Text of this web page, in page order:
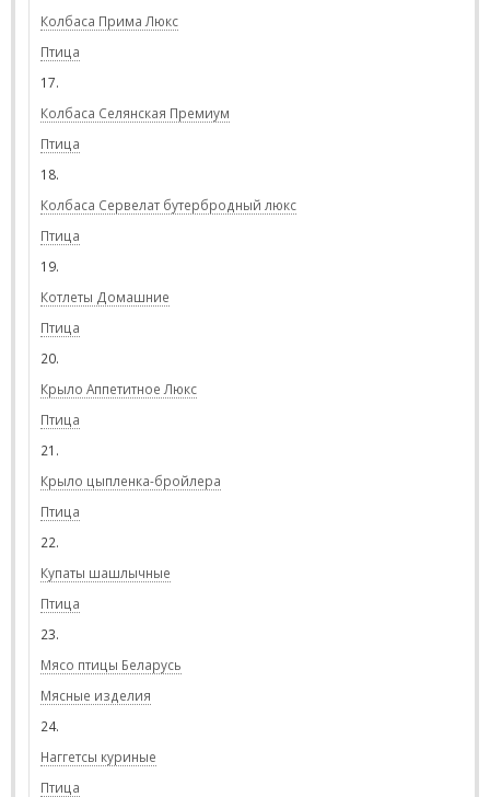
Колбаса Прима Люкс
Птица
17.
Колбаса Селянская Премиум
Птица
18.
Колбаса Сервелат бутербродный люкс
Птица
19.
Котлеты Домашние
Птица
20.
Крыло Аппетитное Люкс
Птица
21.
Крыло цыпленка-бройлера
Птица
22.
Купаты шашлычные
Птица
23.
Мясо птицы Беларусь
Мясные изделия
24.
Наггетсы куриные
Птица